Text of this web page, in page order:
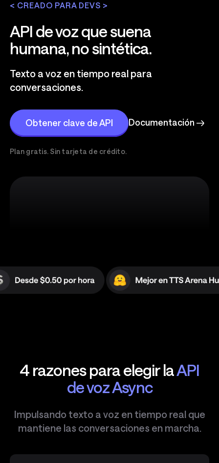
< CREADO PARA DEVS >
API de voz que suena
humana, no sintética.
Texto a voz en tiempo real para
conversaciones.
Obtener clave de API Documentación
Plan gratis. Sin tarjeta de crédito.
4 razones para elegir laAPI
de voz Async
Impulsando texto a voz en tiempo real que
mantiene las conversaciones en marcha.